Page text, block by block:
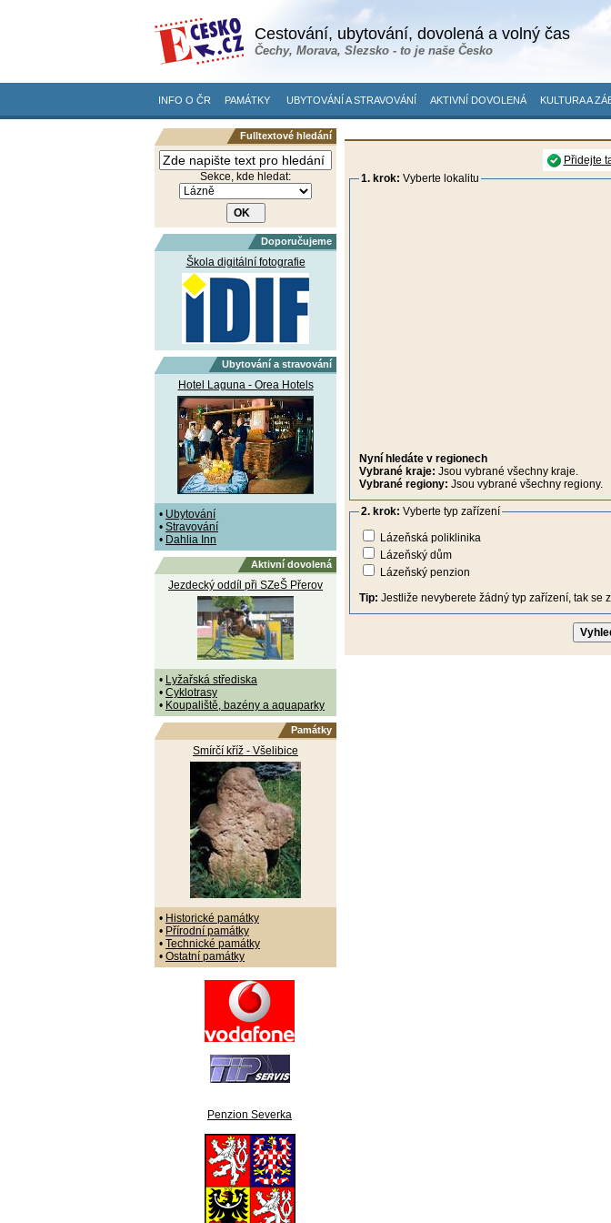
Cestování, ubytování, dovolená a volný čas
Čechy, Morava, Slezsko - to je naše Česko
INFO O ČR PAMÁTKY UBYTOVÁNÍ A STRAVOVÁNÍ AKTIVNÍ DOVOLENÁ KULTURA A
Fulltextové hledání
Sekce, kde hledat:
Doporučujeme
Škola digitální fotografie
Ubytování a stravování
Hotel Laguna - Orea Hotels
• Ubytování
• Stravování
• Dahlia Inn
Aktivní dovolená
Jezdecký oddíl při SZeŠ Přerov
• Lyžařská střediska
• Cyklotrasy
• Koupaliště, bazény a aquaparky
Památky
Smírčí kříž - Všelibice
• Historické památky
• Přírodní památky
• Technické památky
• Ostatní památky
Penzion Severka
Přidejte
1. krok: Vyberte lokalitu
Nyní hledáte v regionech
Vybrané kraje: Jsou vybrané všechny kraje.
Vybrané regiony: Jsou vybrané všechny regiony.
2. krok: Vyberte typ zařízení
Lázeňská poliklinika
Lázeňský dům
Lázeňský penzion
Tip: Jestliže nevyberete žádný typ zařízení, tak se